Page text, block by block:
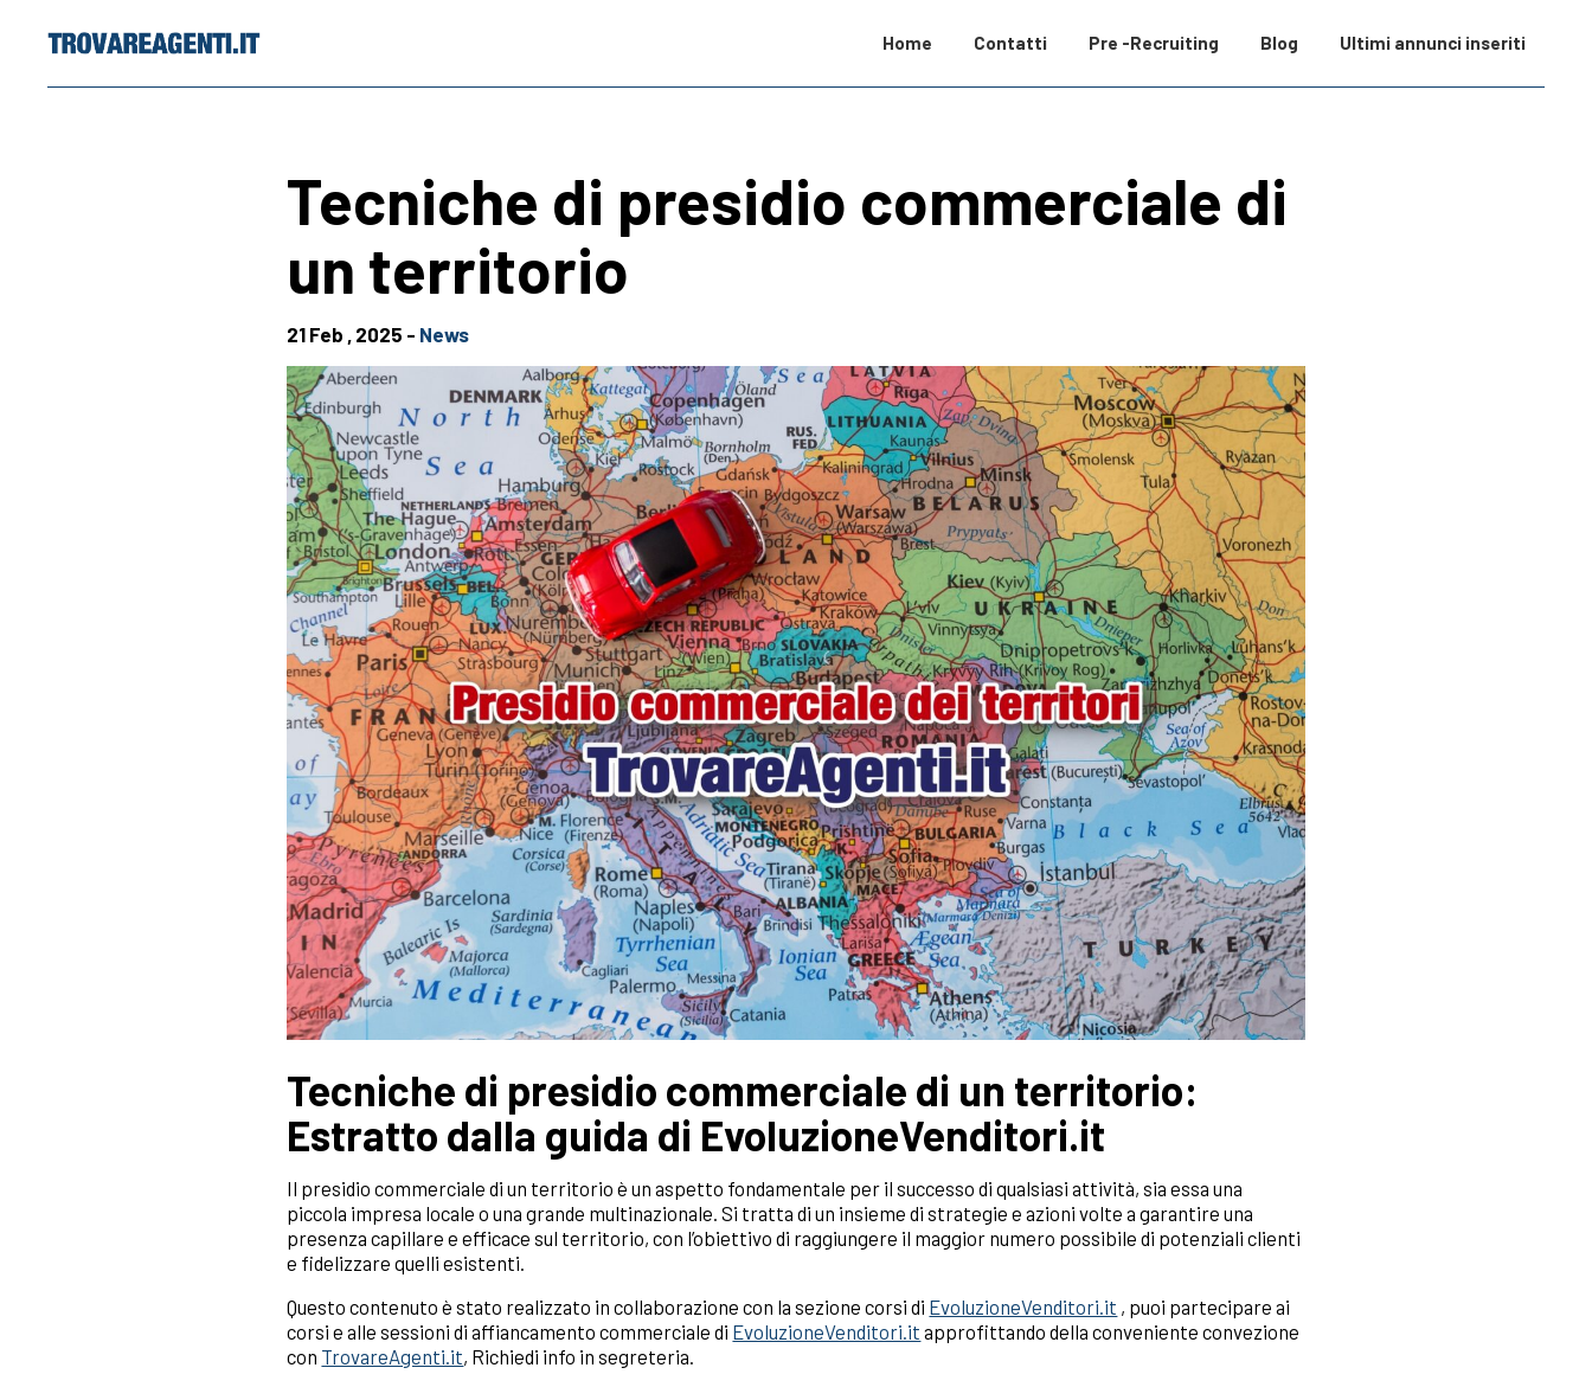
content
Home Contatti Pre -Recruiting Blog Ultimi annunci inseriti
Tecniche di presidio commerciale di
un territorio
21 Feb , 2025 - News
Tecniche di presidio commerciale di un territorio:
Estratto dalla guida di EvoluzioneVenditori.it
Il presidio commerciale di un territorio è un aspetto fondamentale per il successo di qualsiasi attività, sia essa una
piccola impresa locale o una grande multinazionale. Si tratta di un insieme di strategie e azioni volte a garantire una
presenza capillare e efficace sul territorio, con l’obiettivo di raggiungere il maggior numero possibile di potenziali clienti
e fidelizzare quelli esistenti.
Questo contenuto è stato realizzato in collaborazione con la sezione corsi di EvoluzioneVenditori.it , puoi partecipare ai
corsi e alle sessioni di affiancamento commerciale di EvoluzioneVenditori.it approfittando della conveniente convezione
con TrovareAgenti.it, Richiedi info in segreteria.